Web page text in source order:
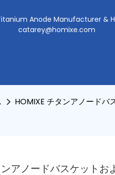
Anode
catarey@homixe.com
HOMIXE チタンアノードバ
アノードバスケットお